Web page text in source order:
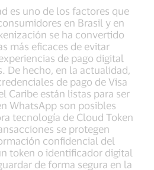
es uno de los factores que
en Brasil y en
se ha convertido
más eficaces de evitar
de pago digital
De hecho, en la actualidad,
de pago de Visa
Caribe están listas para ser
WhatsApp son posibles
tecnología de Cloud Token
se protegen
confidencial del
token o identificador digital
de forma segura en la